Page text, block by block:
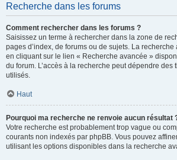
Recherche dans les forums
Comment rechercher dans les forums ?
Saisissez un terme à rechercher dans la zone de
pages d’index, de forums ou de sujets. La
en cliquant sur le lien « Recherche avancée »
du forum. L’accès à la recherche peut dépendre des
utilisés.
Haut
Pourquoi ma recherche ne renvoie aucun résultat
Votre recherche est probablement trop vague ou
courants non indexés par phpBB. Vous pouvez
utilisant les options disponibles dans la recherche